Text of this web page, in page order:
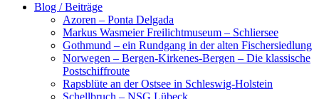
Blog / Beiträge
Azoren – Ponta Delgada
Markus Wasmeier Freilichtmuseum – Schliersee
Gothmund – ein Rundgang in der alten Fischersiedlung
Norwegen – Bergen-Kirkenes-Bergen – Die klassische
Postschiffroute
Rapsblüte an der Ostsee in Schleswig-Holstein